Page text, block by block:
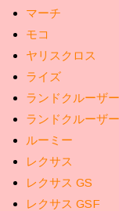
マーチ
モコ
ヤリスクロス
ライズ
ランドクルーザー
ランドクルーザ
ルーミー
レクサス
レクサス GS
レクサス GSF